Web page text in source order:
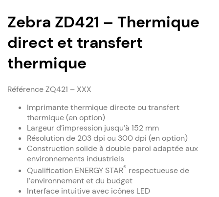
Zebra ZD421 – Thermique
direct et transfert
thermique
RéférenceZQ421 – XXX
Imprimante thermique directe ou transfert
thermique (en option)
Largeur d’impression jusqu’à 152 mm
Résolution de 203 dpi ou 300 dpi (en option)
Construction solide à double paroi adaptée aux
environnements industriels
Qualification ENERGY STAR® respectueuse de
l’environnement et du budget
Interface intuitive avec icônes LED